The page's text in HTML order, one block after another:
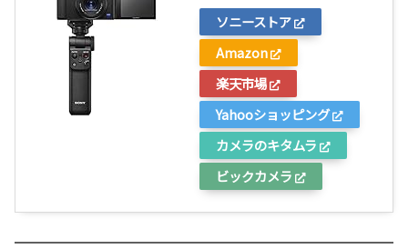
ソニーストア
Amazon
楽天市場
Yahooショッピング
カメラのキタムラ
ビックカメラ